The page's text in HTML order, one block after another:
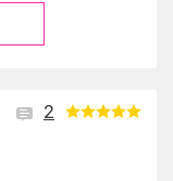
2